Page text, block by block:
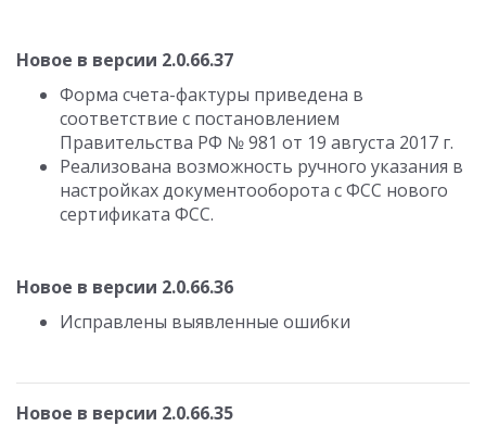
Новое в версии 2.0.66.37
Форма счета-фактуры приведена в
соответствие с постановлением
Правительства РФ № 981 от 19 августа 2017 г.
Реализована возможность ручного указания в
настройках документооборота с ФСС нового
сертификата ФСС.
Новое в версии 2.0.66.36
Исправлены выявленные ошибки
Новое в версии 2.0.66.35